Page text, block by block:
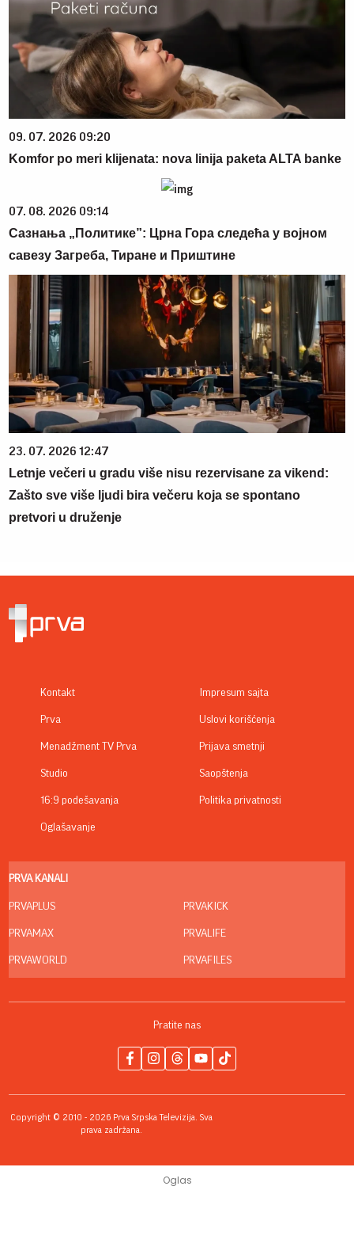
09. 07. 2026 09:20
Komfor po meri klijenata: nova linija paketa ALTA banke
07. 08. 2026 09:14
Сазнања „Политике”: Црна Гора следећа у војном
савезу Загреба, Тиране и Приштине
23. 07. 2026 12:47
Letnje večeri u gradu više nisu rezervisane za vikend:
Zašto sve više ljudi bira večeru koja se spontano
pretvori u druženje
Kontakt
Prva
Menadžment TV Prva
Studio
16:9 podešavanja
Oglašavanje
Impresum sajta
Uslovi korišćenja
Prijava smetnji
Saopštenja
Politika privatnosti
PRVA KANALI
PRVAPLUS
PRVAMAX
PRVAWORLD
PRVAKICK
PRVALIFE
PRVAFILES
Pratite nas
Copyright © 2010 - 2026 Prva Srpska Televizija. Sva
prava zadržana.